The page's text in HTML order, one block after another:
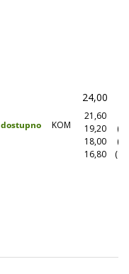
dostupno KOM
24,00
21,60
19,20
18,00
16,80